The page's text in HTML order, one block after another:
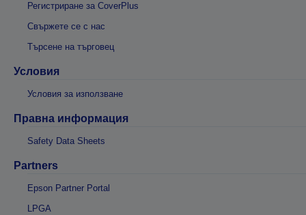
Регистриране за CoverPlus
Свържете се с нас
Търсене на търговец
Условия
Условия за използване
Правна информация
Safety Data Sheets
Partners
Epson Partner Portal
LPGA